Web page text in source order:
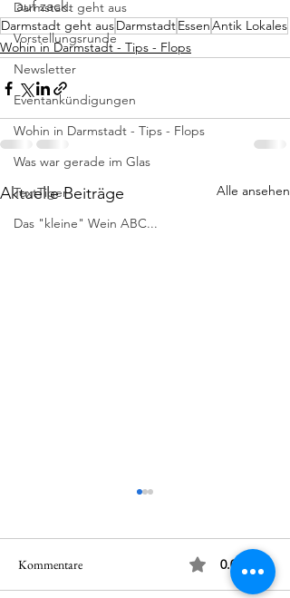
Darmstadt geht aus
Vorstellungsrunde
Newsletter
Eventankündigungen
Wohin in Darmstadt - Tips - Flops
Was war gerade im Glas
TextTiger
Das "kleine" Wein ABC...
auf zack.
Darmstadt geht ausDarmstadtEssenAntik Lokales
Wohin in Darmstadt - Tips - Flops
Aktuelle Beiträge Alle ansehen
Kommentare 0.0 / 5 (0)